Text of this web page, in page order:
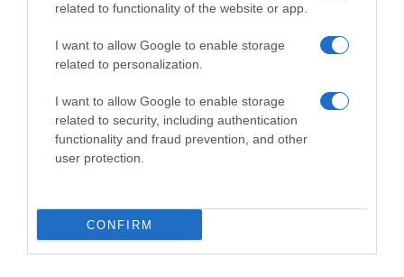
related to functionality of the website or app.
I want to allow Google to enable storage
related to personalization.
I want to allow Google to enable storage
related to security, including authentication
functionality and fraud prevention, and other
user protection.
CONFIRM
ΣΧΟΛΙΑ